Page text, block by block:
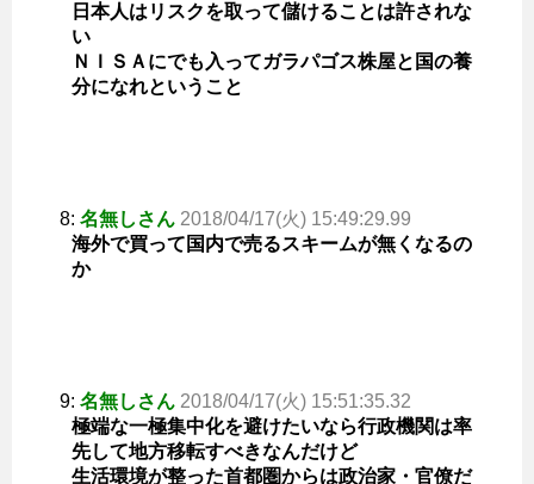
日本人はリスクを取って儲けることは許されな
い
ＮＩＳＡにでも入ってガラパゴス株屋と国の養
分になれということ
8: 名無しさん 2018/04/17(火) 15:49:29.99
海外で買って国内で売るスキームが無くなるの
か
9: 名無しさん 2018/04/17(火) 15:51:35.32
極端な一極集中化を避けたいなら行政機関は率
先して地方移転すべきなんだけど
生活環境が整った首都圏からは政治家・官僚だ